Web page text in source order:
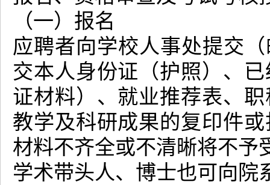
（一）报名
应聘者向学校人事处提交
交本人身份证（护照）、
证材料）、就业推荐表、
教学及科研成果的复印件
材料不齐全或不清晰将不予
学术带头人、博士也可向院